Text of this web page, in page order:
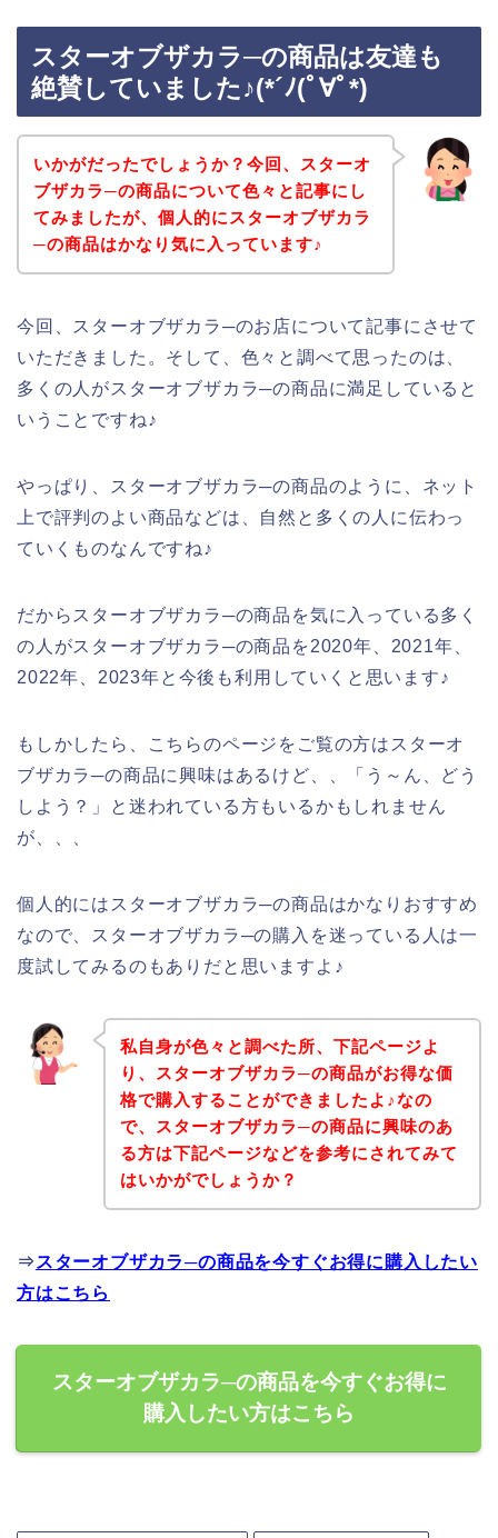
スターオブザカラ─の商品は友達も
絶賛していました♪(*´ﾉ(ﾟ∀ﾟ*)
いかがだったでしょうか？今回、スターオ
ブザカラ─の商品について色々と記事にし
てみましたが、個人的にスターオブザカラ
─の商品はかなり気に入っています♪
今回、スターオブザカラ─のお店について記事にさせて
いただきました。そして、色々と調べて思ったのは、
多くの人がスターオブザカラ─の商品に満足していると
いうことですね♪
やっぱり、スターオブザカラ─の商品のように、ネット
上で評判のよい商品などは、自然と多くの人に伝わっ
ていくものなんですね♪
だからスターオブザカラ─の商品を気に入っている多く
の人がスターオブザカラ─の商品を2020年、2021年、
2022年、2023年と今後も利用していくと思います♪
もしかしたら、こちらのページをご覧の方はスターオ
ブザカラ─の商品に興味はあるけど、、「う～ん、どう
しよう？」と迷われている方もいるかもしれません
が、、、
個人的にはスターオブザカラ─の商品はかなりおすすめ
なので、スターオブザカラ─の購入を迷っている人は一
度試してみるのもありだと思いますよ♪
私自身が色々と調べた所、下記ページよ
り、スターオブザカラ─の商品がお得な価
格で購入することができましたよ♪なの
で、スターオブザカラ─の商品に興味のあ
る方は下記ページなどを参考にされてみて
はいかがでしょうか？
⇒ スターオブザカラ─の商品を今すぐお得に購入したい
方はこちら
スターオブザカラ─の商品を今すぐお得に
購入したい方はこちら